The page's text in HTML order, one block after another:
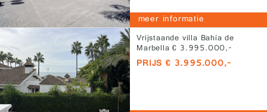
meer informatie
Vrijstaande villa Bahía de
Marbella € 3.995.000,-
PRIJS € 3.995.000,-